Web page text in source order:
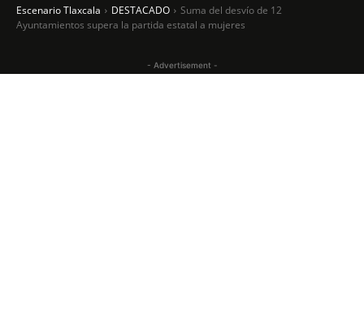
Escenario Tlaxcala DESTACADO
Suma del desvío de 12
Ayuntamientos supera la partida estatal a mujeres
- Advertisement -